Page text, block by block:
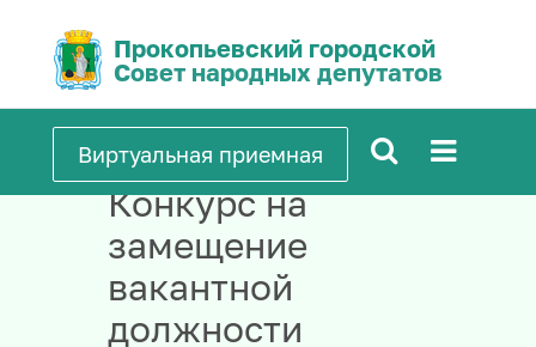
Прокопьевский городской
Совет народных депутатов
Виртуальная приемная
Конкурс на
замещение
вакантной
должности